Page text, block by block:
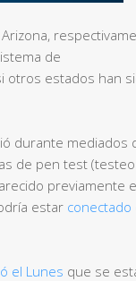
de
otros estados han
durante mediados
de pen test
previamente
estar conectado
el Lunes que se